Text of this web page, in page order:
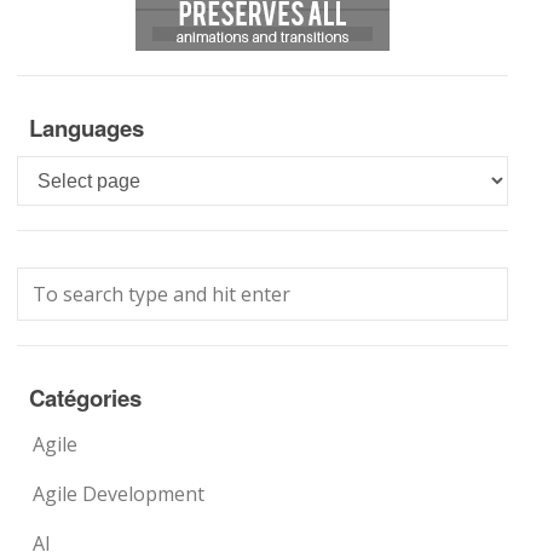
Languages
Languages
Catégories
Agile
Agile Development
AI